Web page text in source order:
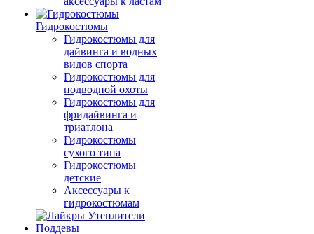
Гидрокостюмы
Гидрокостюмы для
дайвинга и водных
видов спорта
Гидрокостюмы для
подводной охоты
Гидрокостюмы для
фридайвинга и
триатлона
Гидрокостюмы
сухого типа
Гидрокостюмы
детские
Аксессуары к
гидрокостюмам